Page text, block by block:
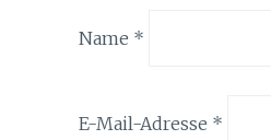
Name *
E-Mail-Adresse *